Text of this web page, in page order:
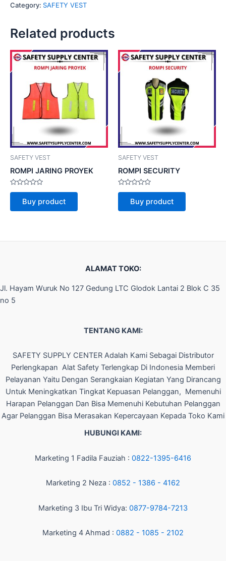
Category: SAFETY VEST
Related products
SAFETY VEST
ROMPI JARING PROYEK
Rated
of
Buy product
SAFETY VEST
ROMPI SECURITY
Rated
of
Buy product
ALAMAT TOKO:
Jl. Hayam Wuruk No 127 Gedung LTC Glodok Lantai 2 Blok C 35
no 5
TENTANG KAMI:
SAFETY SUPPLY CENTER Adalah Kami Sebagai Distributor
Perlengkapan Alat Safety Terlengkap Di Indonesia Memberi
Pelayanan Yaitu Dengan Serangkaian Kegiatan Yang Dirancang
Untuk Meningkatkan Tingkat Kepuasan Pelanggan, Memenuhi
Harapan Pelanggan Dan Bisa Memenuhi Kebutuhan Pelanggan
Agar Pelanggan Bisa Merasakan Kepercayaan Kepada Toko Kami
HUBUNGI KAMI:
Marketing 1 Fadila Fauziah : 0822-1395-6416
Marketing 2 Neza : 0852 - 1386 - 4162
Marketing 3 Ibu Tri Widya: 0877-9784-7213
Marketing 4 Ahmad : 0882 - 1085 - 2102